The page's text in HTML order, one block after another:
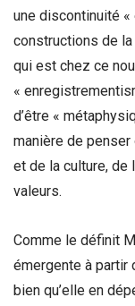
une discontinuité
constructions de la
qui est chez ce
«
d’être «
manière de
et de la culture, de
valeurs.
Comme le définit
émergente à partir
bien qu’elle en